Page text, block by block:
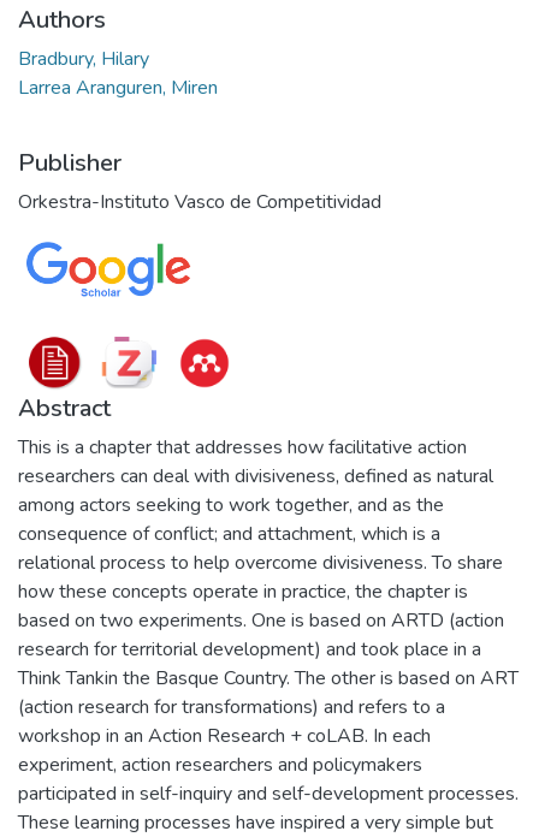
Authors
Bradbury, Hilary
Larrea Aranguren, Miren
Publisher
Orkestra-Instituto Vasco de Competitividad
Abstract
This is a chapter that addresses how facilitative action
researchers can deal with divisiveness, defined as natural
among actors seeking to work together, and as the
consequence of conflict; and attachment, which is a
relational process to help overcome divisiveness. To share
how these concepts operate in practice, the chapter is
based on two experiments. One is based on ARTD (action
research for territorial development) and took place in a
Think Tankin the Basque Country. The other is based on ART
(action research for transformations) and refers to a
workshop in an Action Research + coLAB. In each
experiment, action researchers and policymakers
participated in self-inquiry and self-development processes.
These learning processes have inspired a very simple but